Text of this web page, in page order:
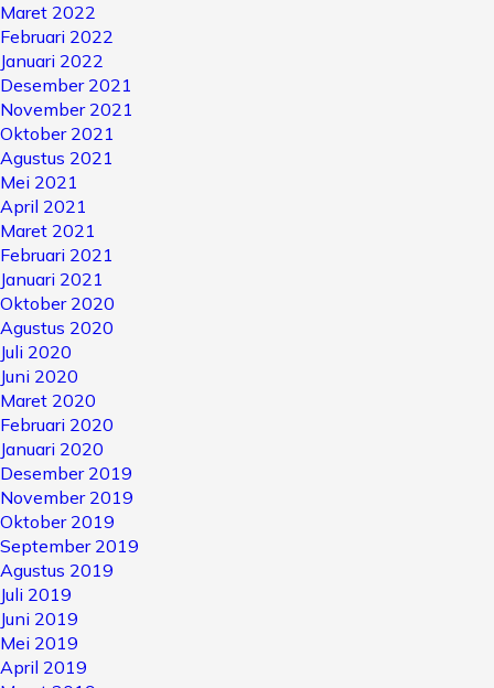
Maret 2022
Februari 2022
Januari 2022
Desember 2021
November 2021
Oktober 2021
Agustus 2021
Mei 2021
April 2021
Maret 2021
Februari 2021
Januari 2021
Oktober 2020
Agustus 2020
Juli 2020
Juni 2020
Maret 2020
Februari 2020
Januari 2020
Desember 2019
November 2019
Oktober 2019
September 2019
Agustus 2019
Juli 2019
Juni 2019
Mei 2019
April 2019